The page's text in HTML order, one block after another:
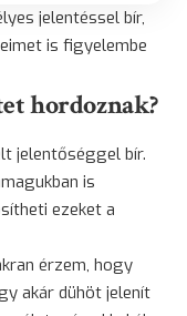
jelentéssel bír,
is figyelembe
hordoznak?
jelentőséggel bír.
is
ezeket a
érzem, hogy
akár dühöt jelenít